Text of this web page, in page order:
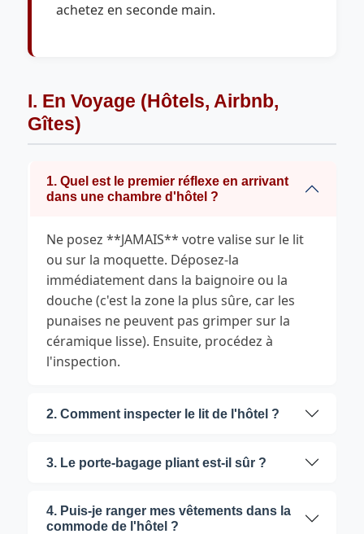
achetez en seconde main.
I. En Voyage (Hôtels, Airbnb,
Gîtes)
1. Quel est le premier réflexe en arrivant
dans une chambre d'hôtel ?
Ne posez **JAMAIS** votre valise sur le lit
ou sur la moquette. Déposez-la
immédiatement dans la baignoire ou la
douche (c'est la zone la plus sûre, car les
punaises ne peuvent pas grimper sur la
céramique lisse). Ensuite, procédez à
l'inspection.
2. Comment inspecter le lit de l'hôtel ?
3. Le porte-bagage pliant est-il sûr ?
4. Puis-je ranger mes vêtements dans la
commode de l'hôtel ?